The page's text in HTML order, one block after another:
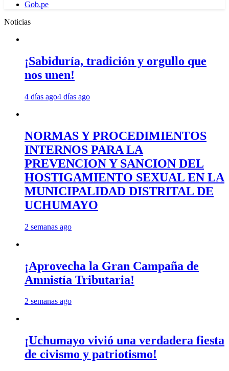
Gob.pe
Noticias
¡Sabiduría, tradición y orgullo que
nos unen!
4 días ago4 días ago
NORMAS Y PROCEDIMIENTOS
INTERNOS PARA LA
PREVENCION Y SANCION DEL
HOSTIGAMIENTO SEXUAL EN LA
MUNICIPALIDAD DISTRITAL DE
UCHUMAYO
2 semanas ago
¡Aprovecha la Gran Campaña de
Amnistía Tributaria!
2 semanas ago
¡Uchumayo vivió una verdadera fiesta
de civismo y patriotismo!